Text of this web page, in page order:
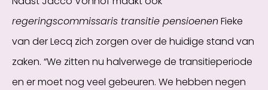
regeringscommissaris transitie pensioenen Fieke
van der Lecq zich zorgen over de huidige stand van
zaken. “We zitten nu halverwege de transitieperiode
en er moet nog veel gebeuren. We hebben negen